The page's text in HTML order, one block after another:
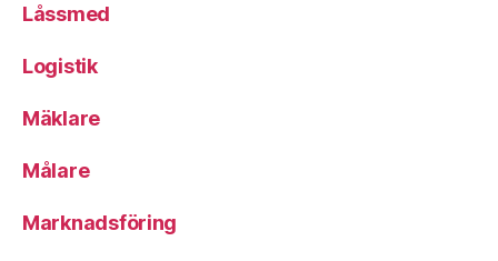
Låssmed
Logistik
Mäklare
Målare
Marknadsföring